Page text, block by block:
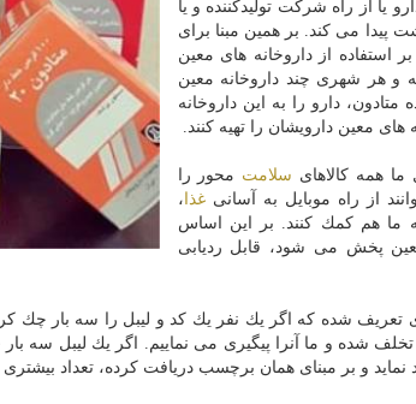
یا از راه شركت تولیدكننده و یا
پیدا می كند. بر همین مبنا برای
استفاده از داروخانه های معین
هر شهری چند داروخانه معین
دارو را به این داروخانه
های معین دارویشان را تهیه كنند.
همه كالاهای سلامت محور را
از راه موبایل به آسانیغذا ،
ما هم كمك كنند. بر این اساس
پخش می شود، قابل ردیابی
تعریف شده كه اگر یك نفر یك كد و لیبل را سه بار
تخلف شده و ما آنرا پیگیری می نماییم. اگر یك لیبل سه